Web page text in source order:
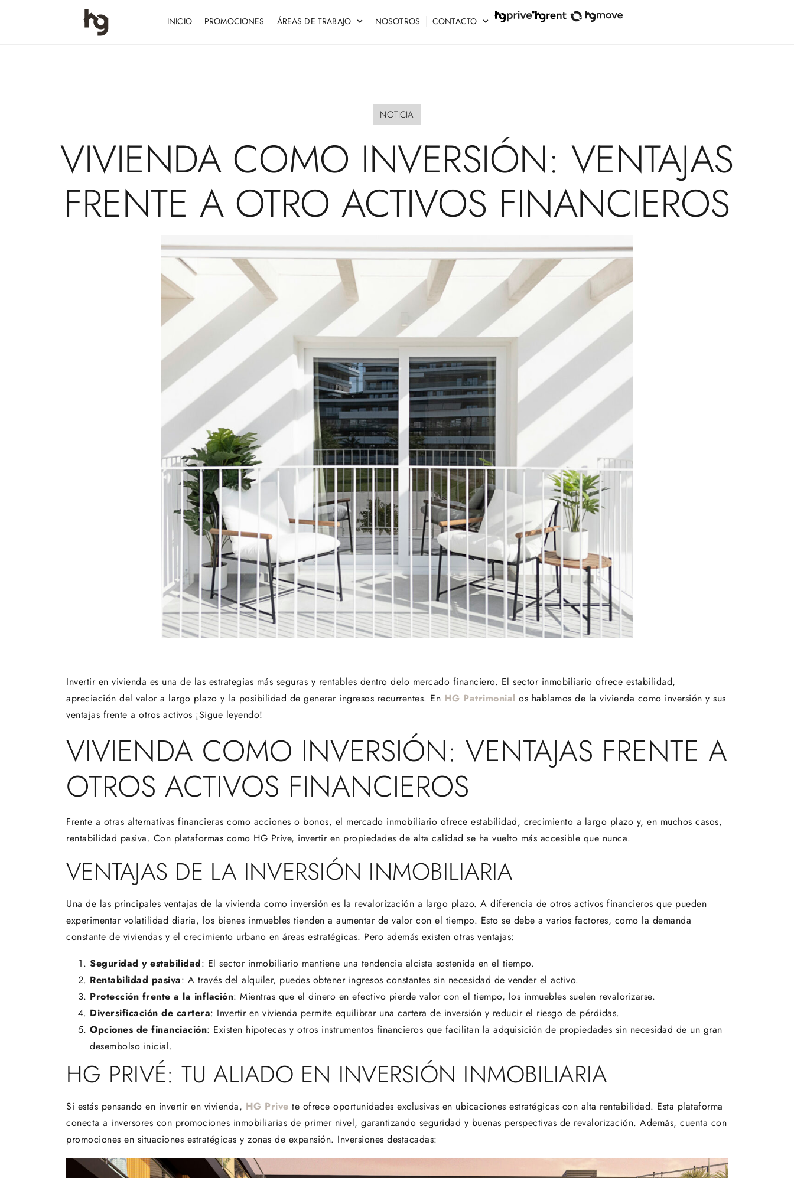
INICIO PROMOCIONES ÁREAS DE TRABAJO NOSOTROS CONTACTO
NOTICIA
VIVIENDA COMO INVERSIÓN: VENTAJAS
FRENTE A OTRO ACTIVOS FINANCIEROS
Invertir en vivienda es una de las estrategias más seguras y rentables dentro delo mercado financiero. El sector inmobiliario ofrece estabilidad,
apreciación del valor a largo plazo y la posibilidad de generar ingresos recurrentes. En HG Patrimonial os hablamos de la vivienda como inversión y sus
ventajas frente a otros activos ¡Sigue leyendo!
VIVIENDA COMO INVERSIÓN: VENTAJAS FRENTE A
OTROS ACTIVOS FINANCIEROS
Frente a otras alternativas financieras como acciones o bonos, el mercado inmobiliario ofrece estabilidad, crecimiento a largo plazo y, en muchos casos,
rentabilidad pasiva. Con plataformas como HG Prive, invertir en propiedades de alta calidad se ha vuelto más accesible que nunca.
VENTAJAS DE LA INVERSIÓN INMOBILIARIA
Una de las principales ventajas de la vivienda como inversión es la revalorización a largo plazo. A diferencia de otros activos financieros que pueden
experimentar volatilidad diaria, los bienes inmuebles tienden a aumentar de valor con el tiempo. Esto se debe a varios factores, como la demanda
constante de viviendas y el crecimiento urbano en áreas estratégicas. Pero además existen otras ventajas:
Seguridad y estabilidad: El sector inmobiliario mantiene una tendencia alcista sostenida en el tiempo.
Rentabilidad pasiva: A través del alquiler, puedes obtener ingresos constantes sin necesidad de vender el activo.
Protección frente a la inflación: Mientras que el dinero en efectivo pierde valor con el tiempo, los inmuebles suelen revalorizarse.
Diversificación de cartera: Invertir en vivienda permite equilibrar una cartera de inversión y reducir el riesgo de pérdidas.
Opciones de financiación: Existen hipotecas y otros instrumentos financieros que facilitan la adquisición de propiedades sin necesidad de un gran
desembolso inicial.
HG PRIVÉ: TU ALIADO EN INVERSIÓN INMOBILIARIA
Si estás pensando en invertir en vivienda, HG Prive te ofrece oportunidades exclusivas en ubicaciones estratégicas con alta rentabilidad. Esta plataforma
conecta a inversores con promociones inmobiliarias de primer nivel, garantizando seguridad y buenas perspectivas de revalorización. Además, cuenta con
promociones en situaciones estratégicas y zonas de expansión. Inversiones destacadas: